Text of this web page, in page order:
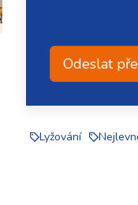
Odeslat
Lyžování